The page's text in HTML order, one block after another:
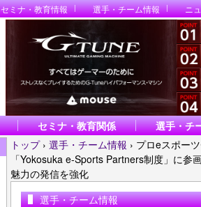
セミナ・教育情報 選手・チーム情報 ニ
セミナ・教育関係 選手・チ
トップ › 選手・チーム情報 › プロeスポー
「Yokosuka e-Sports Partners制度」に参
魅力の発信を強化
選手・チーム情報